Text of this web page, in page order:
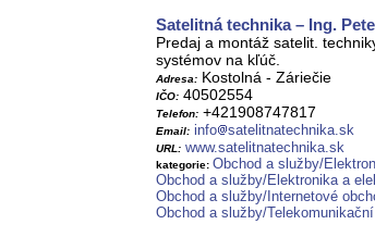
Satelitná technika – Ing.
Predaj a montáž satelit.
systémov na kľúč.
Adresa: Kostolná - Záriečie
IČO: 40502554
Telefon: +421908747817
Email: info satelitnatechnika.sk
URL: www.satelitnatechnika.sk
kategorie: Obchod a služby/
Obchod a služby/Elektronika a
Obchod a služby/Internetové
Obchod a služby/